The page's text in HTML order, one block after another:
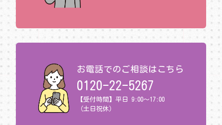
お電話でのご相談はこちら
0120-22-5267
【受付時間】平日 9:00～17:00
（土日祝休）